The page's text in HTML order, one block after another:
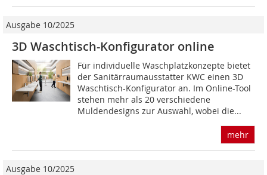
Ausgabe 10/2025
3D Waschtisch-Konfigurator online
Für individuelle Waschplatzkonzepte bietet
der Sanitärraumausstatter KWC einen 3D
Waschtisch-Konfigurator an. Im Online-Tool
stehen mehr als 20 verschiedene
Muldendesigns zur Auswahl, wobei die...
mehr
Ausgabe 10/2025